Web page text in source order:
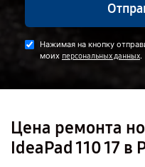
Нажимая на кнопку
моих персональных данных.
Цена ремонта
IdeaPad 110 17